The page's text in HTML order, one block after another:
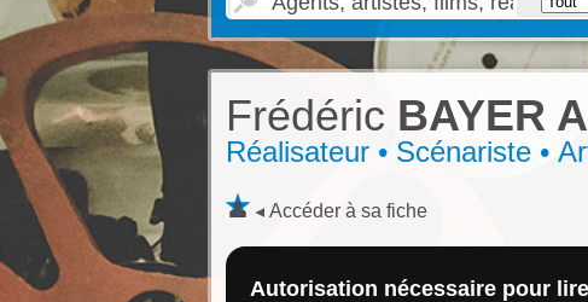
Frédéric BAYER
Réalisateur • Scénariste •
Accéder à sa fiche
Autorisation nécessaire pour